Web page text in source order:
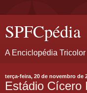
SPFCpédia
A Enciclopédia Tricolor
terça-feira, 20 de novembro de
Estádio Cícero